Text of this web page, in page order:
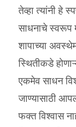
तेव्हा त्यांनी हे
साधनाचे स्वरूप
शापाच्या
स्थितीकडे
एकमेव साधन
जाण्यासाठी
फक्त विश्वास